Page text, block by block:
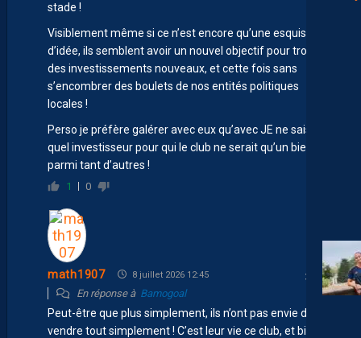
stade !
Visiblement même si ce n’est encore qu’une esquisse
d’idée, ils semblent avoir un nouvel objectif pour trouver
des investissements nouveaux, et cette fois sans
s’encombrer des boulets de nos entités politiques
locales !
Perso je préfère galérer avec eux qu’avec JE ne sais
quel investisseur pour qui le club ne serait qu’un bien
parmi tant d’autres !
1 0
math1907 8 juillet 2026 12:45
En réponse à Bamogoal
Peut-être que plus simplement, ils n’ont pas envie de
vendre tout simplement ! C’est leur vie ce club, et bien